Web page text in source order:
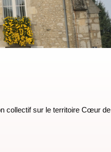
collectif sur le territoire Cœur de